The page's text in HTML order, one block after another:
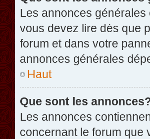
Les annonces
vous devez lire dès que
forum et dans votre
annonces générales
Haut
Que sont les
Les annonces
concernant le forum que